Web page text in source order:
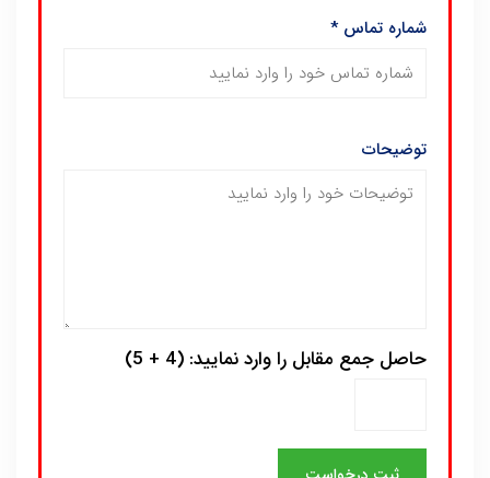
شماره تماس*
توضیحات
حاصل جمع مقابل را وارد نمایید: (4 + 5)